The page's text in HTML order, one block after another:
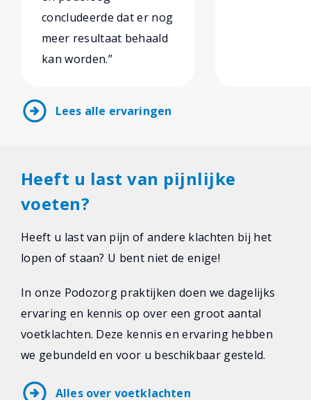
concludeerde dat er nog
meer resultaat behaald
kan worden.”
arrow_circle_right Lees alle ervaringen
Heeft u last van pijnlijke
voeten?
Heeft u last van pijn of andere klachten bij het
lopen of staan? U bent niet de enige!
In onze Podozorg praktijken doen we dagelijks
ervaring en kennis op over een groot aantal
voetklachten. Deze kennis en ervaring hebben
we gebundeld en voor u beschikbaar gesteld.
arrow_circle_right Alles over voetklachten